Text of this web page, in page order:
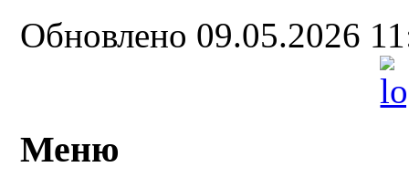
Обновлено 09.05.2026
Меню